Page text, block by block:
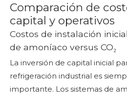
Comparación de
capital y operativos
Costos de instalación
de amoníaco versus CO₂
La inversión de capital inicial
refrigeración industrial es
importante. Los sistemas de